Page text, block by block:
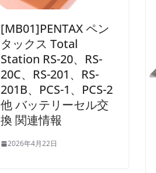
[MB01]PENTAX ペン
タックス Total
Station RS-20、RS-
20C、RS-201、RS-
201B、PCS-1、PCS-2
他 バッテリーセル交
換 関連情報
2026年4月22日